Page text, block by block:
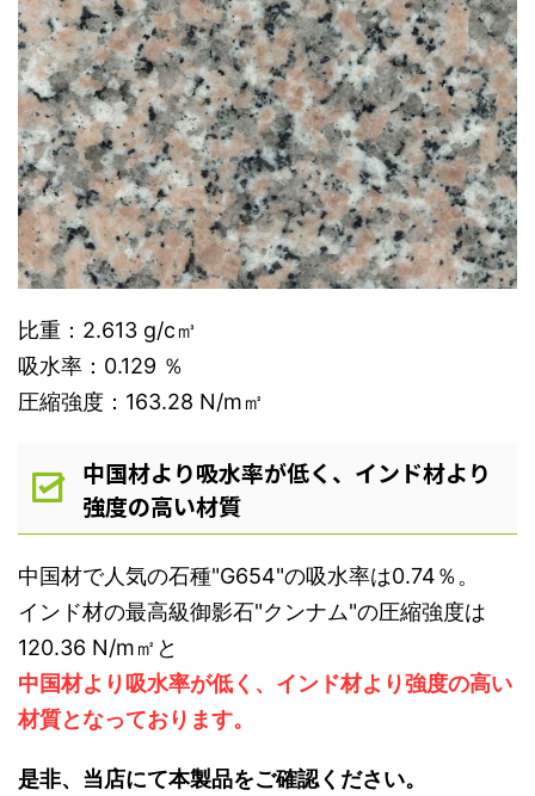
比重：2.613 g/c㎥
吸水率：0.129 ％
圧縮強度：163.28 N/m㎡
中国材より吸水率が低く、インド材より
強度の高い材質
中国材で人気の石種"G654"の吸水率は0.74％。
インド材の最高級御影石"クンナム"の圧縮強度は
120.36 N/m㎡と
中国材より吸水率が低く、インド材より強度の高い
材質となっております。
是非、当店にて本製品をご確認ください。